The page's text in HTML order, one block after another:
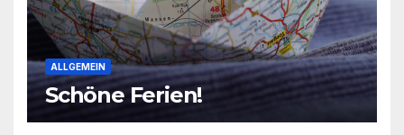
ALLGEMEIN
Schöne Ferien!